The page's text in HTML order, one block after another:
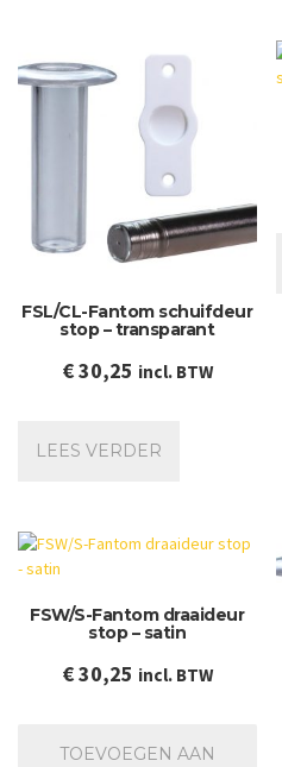
FSL/CL-Fantom schuifdeur
stop – transparant
€30,25 incl. BTW
LEES VERDER
FSW/S-Fantom draaideur
stop – satin
€30,25 incl. BTW
TOEVOEGEN AAN